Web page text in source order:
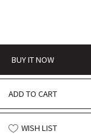
BUY IT NOW
ADD TO CART
WISH LIST